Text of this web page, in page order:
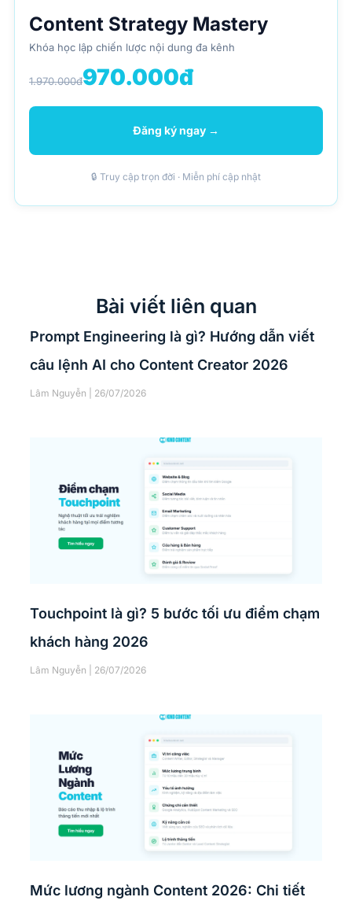
Content Strategy Mastery
Khóa học lập chiến lược nội dung đa kênh
1.970.000đ970.000đ
Đăng ký ngay →
🔒 Truy cập trọn đời · Miễn phí cập nhật
Bài viết liên quan
Prompt Engineering là gì? Hướng dẫn viết
câu lệnh AI cho Content Creator 2026
Lâm Nguyễn 26/07/2026
Touchpoint là gì? 5 bước tối ưu điểm chạm
khách hàng 2026
Lâm Nguyễn 26/07/2026
Mức lương ngành Content 2026: Chi tiết